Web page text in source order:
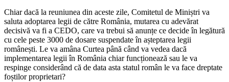
Chiar dacă la reuniunea din aceste zile, Comitetul de Miniștri va
saluta adoptarea legii de către România, mutarea cu adevărat
decisivă va fi a CEDO, care va trebui să anunțe ce decide în legătură
cu cele peste 3000 de dosare suspendate în așteptarea legii
românești. Le va amâna Curtea până când va vedea dacă
implementarea legii în România chiar funcționează sau le va
respinge considerând că de data asta statul român le va face dreptate
foștilor proprietari?